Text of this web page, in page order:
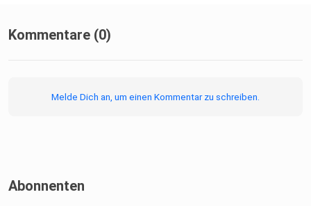
Kommentare (0)
Melde Dich an, um einen Kommentar zu schreiben.
Abonnenten